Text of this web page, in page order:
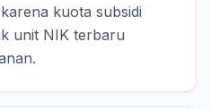
kuota subsidi
unit NIK terbaru